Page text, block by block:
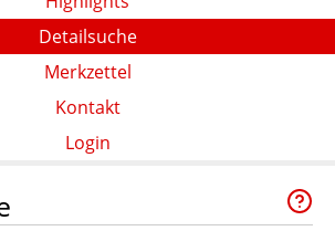
Detailsuche
Merkzettel
Kontakt
Login